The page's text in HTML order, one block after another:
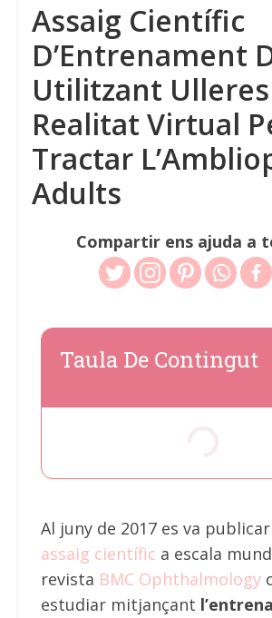
Assaig Científic
D’Entrenament
Utilitzant
Realitat Virtual
Tractar
Adults
Compartir ens ajuda a
Taula De Contingut
Al juny de 2017 es va
assaig científic a escala
revista BMC Ophthalmology
estudiar mitjançant